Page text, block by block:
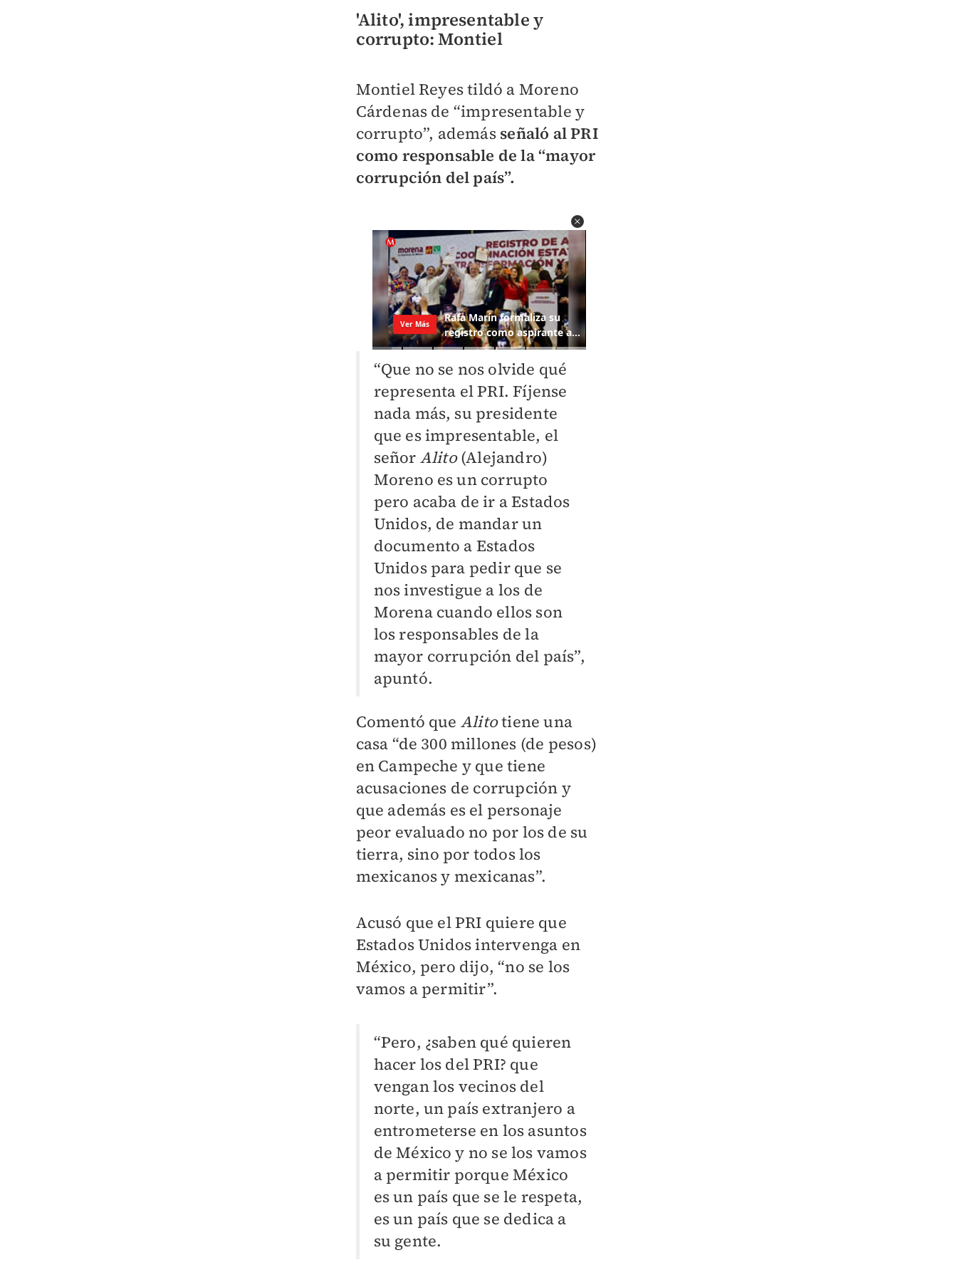
'Alito', impresentable y
corrupto: Montiel
Montiel Reyes tildó a Moreno
Cárdenas de “impresentable y
corrupto”, además señaló al PRI
como responsable de la “mayor
corrupción del país”.
“Que no se nos olvide qué
representa el PRI. Fíjense
nada más, su presidente
que es impresentable, el
señor Alito(Alejandro)
Moreno es un corrupto
pero acaba de ir a Estados
Unidos, de mandar un
documento a Estados
Unidos para pedir que se
nos investigue a los de
Morena cuando ellos son
los responsables de la
mayor corrupción del país”,
apuntó.
Comentó que Alitotiene una
casa “de 300 millones (de pesos)
en Campeche y que tiene
acusaciones de corrupción y
que además es el personaje
peor evaluado no por los de su
tierra, sino por todos los
mexicanos y mexicanas”.
Acusó que el PRI quiere que
Estados Unidos intervenga en
México, pero dijo, “no se los
vamos a permitir”.
“Pero, ¿saben qué quieren
hacer los del PRI? que
vengan los vecinos del
norte, un país extranjero a
entrometerse en los asuntos
de México y no se los vamos
a permitir porque México
es un país que se le respeta,
es un país que se dedica a
su gente.